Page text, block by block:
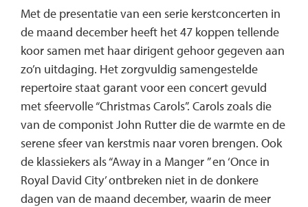
Met de presentatie van een serie kerstconcerten in
de maand december heeft het 47 koppen tellende
koor samen met haar dirigent gehoor gegeven aan
zo’n uitdaging. Het zorgvuldig samengestelde
repertoire staat garant voor een concert gevuld
met sfeervolle “Christmas Carols”. Carols zoals die
van de componist John Rutter die de warmte en de
serene sfeer van kerstmis naar voren brengen. Ook
de klassiekers als “Away in a Manger ” en ‘Once in
Royal David City’ ontbreken niet in de donkere
dagen van de maand december, waarin de meer